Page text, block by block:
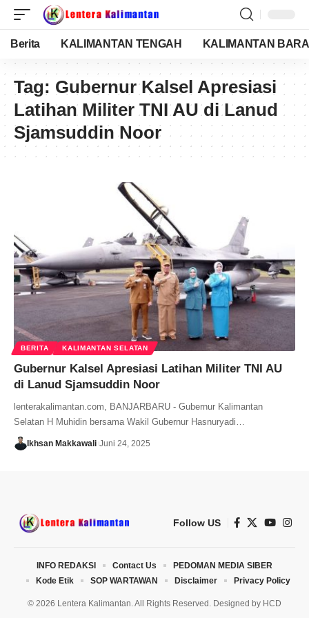
Berita KALIMANTAN TENGAH KALIMANTAN
Tag: Gubernur Kalsel Apresiasi
Latihan Militer TNI AU di Lanud
Sjamsuddin Noor
BERITA KALIMANTAN SELATAN
Gubernur Kalsel Apresiasi Latihan Militer TNI AU
di Lanud Sjamsuddin Noor
lenterakalimantan.com, BANJARBARU - Gubernur Kalimantan
Selatan H Muhidin bersama Wakil Gubernur Hasnuryadi…
Ikhsan Makkawali Juni 24, 2025
Follow US
© 2026 Lentera Kalimantan. All Rights Reserved. Designed by HCD
INFO REDAKSI Contact Us
PEDOMAN MEDIA SIBER
Kode Etik
SOP WARTAWAN Disclaimer Privacy Policy